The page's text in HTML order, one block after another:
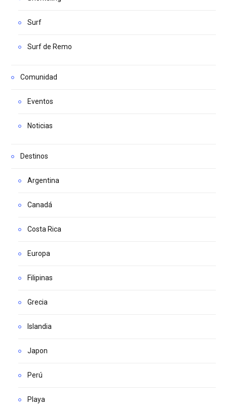
Surf
Surf de Remo
Comunidad
Eventos
Noticias
Destinos
Argentina
Canadá
Costa Rica
Europa
Filipinas
Grecia
Islandia
Japon
Perú
Playa